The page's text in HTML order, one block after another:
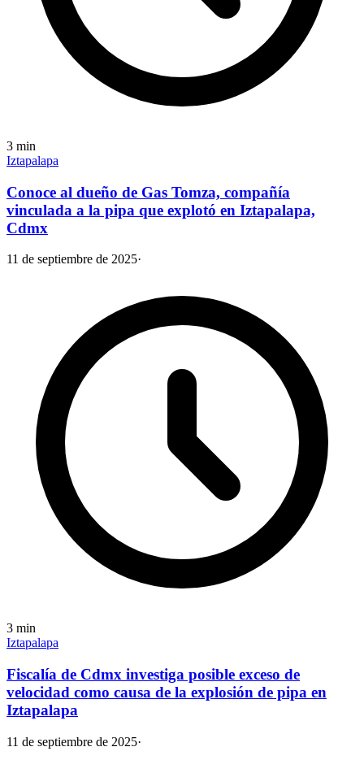
3 min
Iztapalapa
Conoce al dueño de Gas Tomza, compañía
vinculada a la pipa que explotó en Iztapalapa,
Cdmx
11 de septiembre de 2025·
3 min
Iztapalapa
Fiscalía de Cdmx investiga posible exceso de
velocidad como causa de la explosión de pipa en
Iztapalapa
11 de septiembre de 2025·